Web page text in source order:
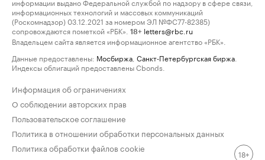
информационных технологий и массовых коммуникаций
(Роскомнадзор) 03.12.2021 за номером ЭЛ №ФС77-82385)
сопровождаются пометкой «РБК».
18+ letters@rbc.ru
Владельцем сайта является информационное агентство «РБК».
Данные предоставлены: Мосбиржа Санкт-Петербургская биржа
Индексы облигаций предоставлены Cbonds.
Информация об ограничениях
О соблюдении авторских прав
Пользовательское соглашение
Политика в отношении обработки персональных данных
Политика обработки файлов cookie
18+